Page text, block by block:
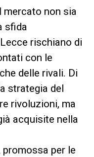
non sia
sfida
rischiano di
con le
delle rivali. Di
strategia del
rivoluzioni, ma
acquisite nella
promossa per le